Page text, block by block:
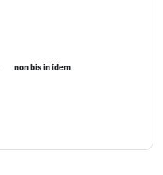
non bis in ídem